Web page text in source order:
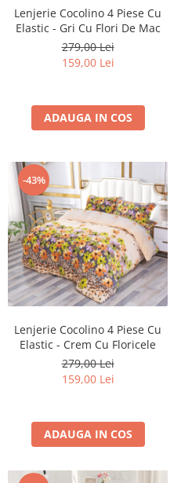
Cearceaf cu elastic 4 piese
Cearceaf normal 6 piese
Lenjerii Catifea
Lenjerii Pufoase Fluffy/ Rabbit
Bumbac 100% Poplin Hobby
Bumbac 100%
Lenjerii Satin Premium
Lenjerii Jacquard
Lenjerii Matase
Lenjerii Creponate
Set Lenjerie + Draperii Pat Dublu
Huse De Pat Tricotate 160x200cm
Huse De Pat Tricotate 180x200cm
Huse Impermeabile
Lenjerie Cocolino 4 Piese Cu
Elastic - Gri Cu Flori De Mac
279,00 Lei
159,00 Lei
ADAUGA IN COS
-43%
Lenjerie Cocolino 4 Piese Cu
Elastic - Crem Cu Floricele
279,00 Lei
159,00 Lei
ADAUGA IN COS